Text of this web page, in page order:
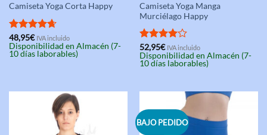
Camiseta Yoga Corta Happy
Valorado
con4.67
de 5
48,95€ IVA incluido
Disponibilidad en Almacén (7-
10 días laborables)
Camiseta Yoga Manga
Murciélago Happy
Valorado
con4.00
de 5
52,95€ IVA incluido
Disponibilidad en Almacén (7-
10 días laborables)
BAJO PEDIDO